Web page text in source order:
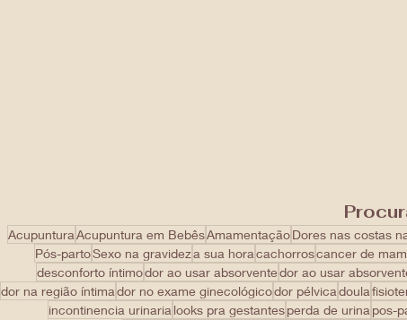
AcupunturaAcupuntura em BebêsAmamentaçãoDores nas costas
Pós-partoSexo na gravideza sua horacachorroscancer de
desconforto íntimodor ao usar absorventedor ao usar
dor na região íntimador no exame ginecológicodor pélvicadoula
incontinencia urinaria looks pra gestantesperda de urina pos-